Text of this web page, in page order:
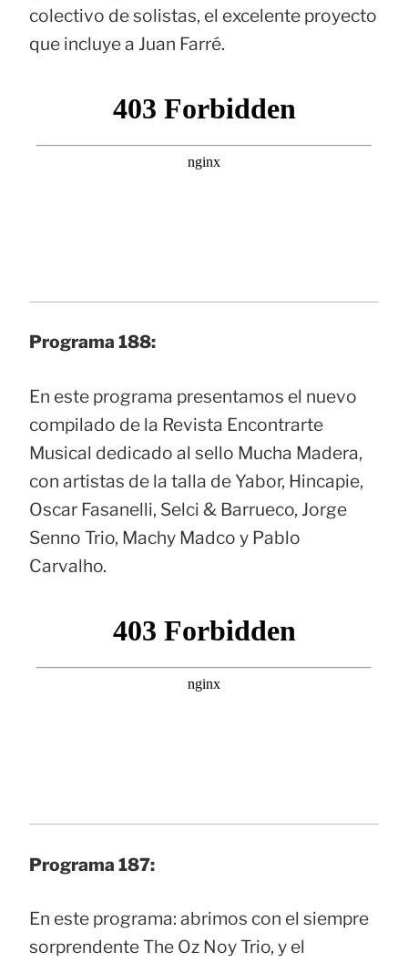
colectivo de solistas, el excelente proyecto
que incluye a Juan Farré.
Programa 188:
En este programa presentamos el nuevo
compilado de la Revista Encontrarte
Musical dedicado al sello Mucha Madera,
con artistas de la talla de Yabor, Hincapie,
Oscar Fasanelli, Selci & Barrueco, Jorge
Senno Trio, Machy Madco y Pablo
Carvalho.
Programa 187:
En este programa: abrimos con el siempre
sorprendente The Oz Noy Trio, y el